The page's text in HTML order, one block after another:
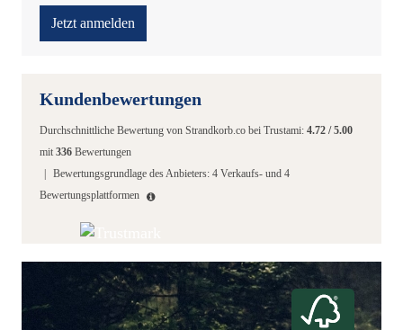
Jetzt anmelden
Kundenbewertungen
Durchschnittliche Bewertung von Strandkorb.co bei Trustami: 4.72 /5.00
mit 336 Bewertungen
Bewertungsgrundlage des Anbieters: 4 Verkaufs- und 4
Bewertungsplattformen